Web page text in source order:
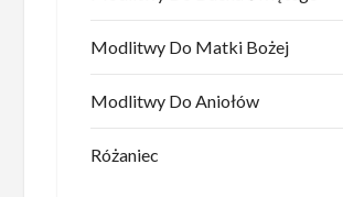
Modlitwy Do Matki Bożej
Modlitwy Do Aniołów
Różaniec